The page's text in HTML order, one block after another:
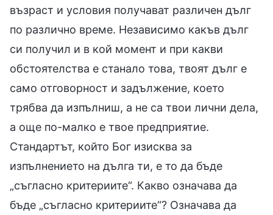
възраст и условия получават различен дълг
по различно време. Независимо какъв дълг
си получил и в кой момент и при какви
обстоятелства е станало това, твоят дълг е
само отговорност и задължение, което
трябва да изпълниш, а не са твои лични дела,
а още по-малко е твое предприятие.
Стандартът, който Бог изисква за
изпълнението на дълга ти, е то да бъде
„съгласно критериите“. Какво означава да
бъде „съгласно критериите“? Означава да